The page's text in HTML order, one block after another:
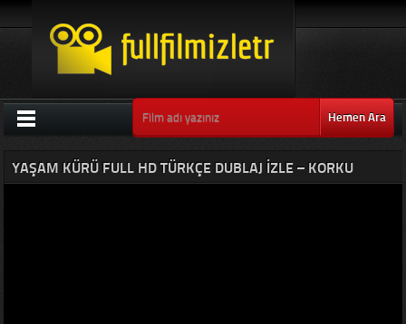
Hemen Ara
YAŞAM KÜRÜ FULL HD TÜRKÇE DUBLAJ İZLE – KORKU